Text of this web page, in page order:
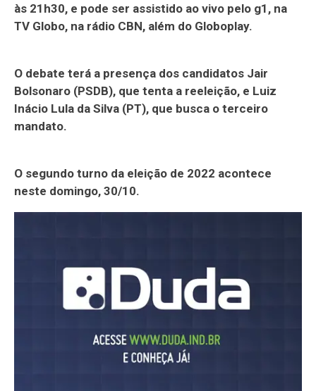
às 21h30, e pode ser assistido ao vivo pelo g1, na
TV Globo, na rádio CBN, além do Globoplay.
O debate terá a presença dos candidatos Jair
Bolsonaro (PSDB), que tenta a reeleição, e Luiz
Inácio Lula da Silva (PT), que busca o terceiro
mandato.
O segundo turno da eleição de 2022 acontece
neste domingo, 30/10.